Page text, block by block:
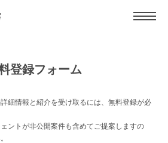
登録フォーム
細情報と紹介を受け取るには、無料登録が必
ントが非公開案件も含めてご提案しますの